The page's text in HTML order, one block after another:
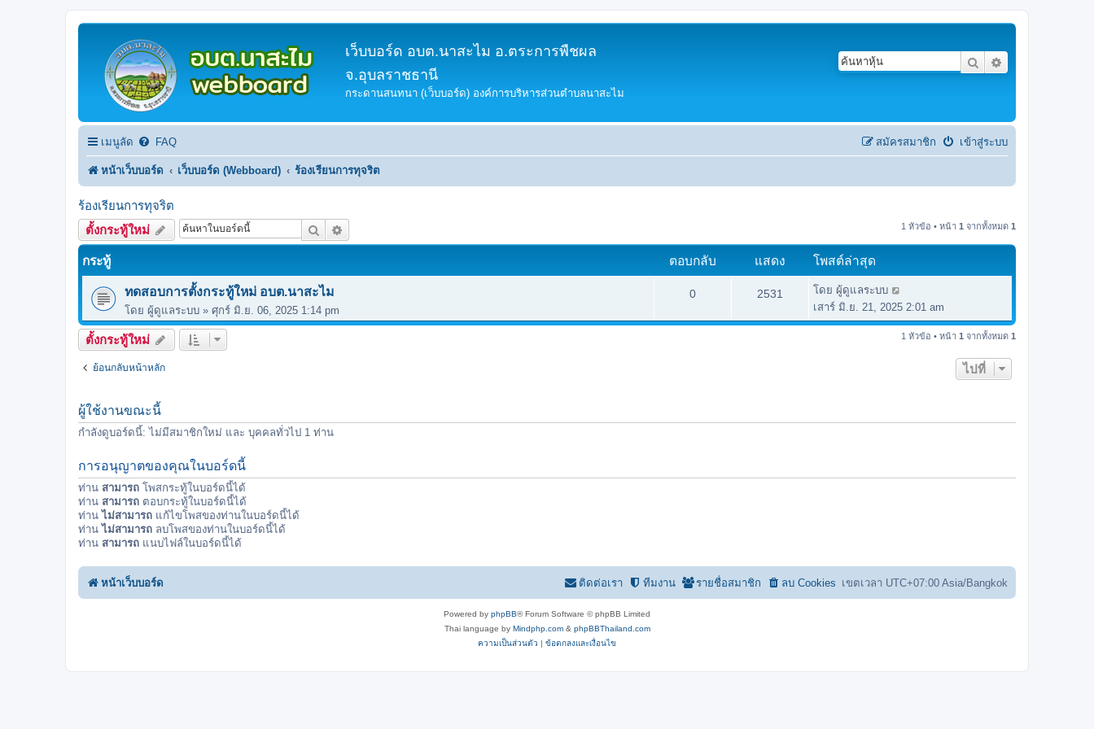
เว็บบอร์ด อบต.นาสะไม อ.ตระการพืชผล
จ.อุบลราชธานี
กระดานสนทนา (เว็บบอร์ด) องค์การบริหารส่วนตำบลนาสะไม
ค้นหา
เมนูลัด FAQ เข้าสู่ระบบ
สมัครสมาชิก
หน้าเว็บบอร์ด เว็บบอร์ด (Webboard) ร้องเรียนการทุจริต
ร้องเรียนการทุจริต
ตั้งกระทู้ใหม่
ค้นหา 1 หัวข้อ • หน้า 1 จากทั้งหมด 1
กระทู้ ตอบกลับ แสดง โพสต์ล่าสุด
ทดสอบการตั้งกระทู้ใหม่ อบต.นาสะไม
โดย ผู้ดูแลระบบ » ศุกร์ มิ.ย. 06, 2025 1:14 pm
0 2531 โดย ผู้ดูแลระบบ
เสาร์ มิ.ย. 21, 2025 2:01 am
ตั้งกระทู้ใหม่ 1 หัวข้อ • หน้า 1 จากทั้งหมด 1
ย้อนกลับหน้าหลัก ไปที่
ผู้ใช้งานขณะนี้
กำลังดูบอร์ดนี้: ไม่มีสมาชิกใหม่ และ บุคคลทั่วไป 1 ท่าน
การอนุญาตของคุณในบอร์ดนี้
ท่าน สามารถ โพสกระทู้ในบอร์ดนี้ได้
ท่าน สามารถ ตอบกระทู้ในบอร์ดนี้ได้
ท่านไม่สามารถ แก้ไขโพสของท่านในบอร์ดนี้ได้
ท่านไม่สามารถ ลบโพสของท่านในบอร์ดนี้ได้
ท่าน สามารถ แนบไฟล์ในบอร์ดนี้ได้
หน้าเว็บบอร์ด เขตเวลา UTC+07:00 Asia/Bangkok
ลบ Cookies
รายชื่อสมาชิก
ทีมงาน
ติดต่อเรา
Powered by phpBB® Forum Software © phpBB Limited
Thai language by Mindphp.com& phpBBThailand.com
ความเป็นส่วนตัว | ข้อตกลงและเงื่อนไข